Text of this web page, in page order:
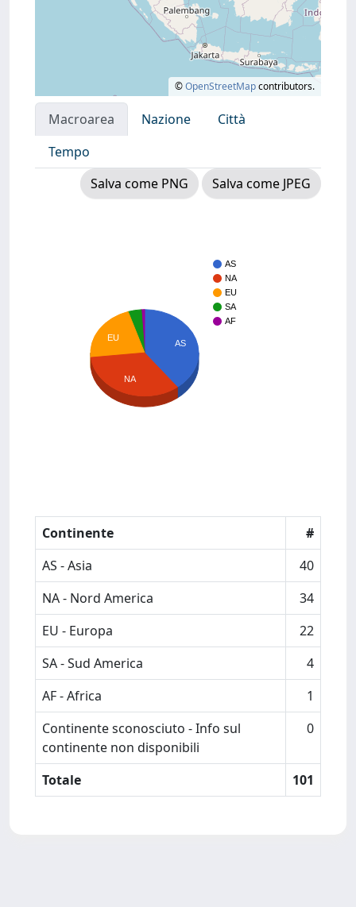
©OpenStreetMapcontributors.
Macroarea Nazione
Città
Tempo
Salva come PNG
Salva come JPEG
AS
NA
EU
SA
AF
AS
EU
NA
Continente
#
AS - Asia
40
NA - Nord America
34
EU - Europa
22
SA - Sud America
4
AF - Africa
1
Continente sconosciuto - Info sul
continente non disponibili
0
Totale 101